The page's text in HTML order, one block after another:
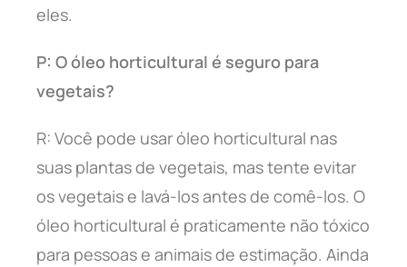
eles.
P: O óleo horticultural é seguro para
vegetais?
R: Você pode usar óleo horticultural nas
suas plantas de vegetais, mas tente evitar
os vegetais e lavá-los antes de comê-los. O
óleo horticultural é praticamente não tóxico
para pessoas e animais de estimação. Ainda